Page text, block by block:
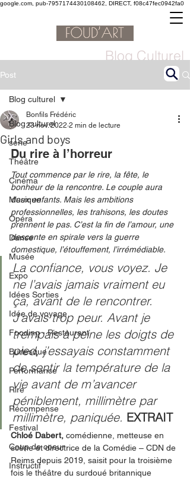
google.com, pub-7957174430108462, DIRECT, f08c47fec0942fa0
Blog Culturel
Post
Blog culturel
serie
Théâtre
Cinéma
Musique
Opéra
Danse
Musée
Expo
Idées Sorties
Idée de voyage
Fooding - Restaurant
Burlesque
Performance
Rire
Récompense
Festival
Coup de coeur
Instructif
Blog culturel
Girls and boys
Bonfils Frédéric
23 nov. 2022 2 min de lecture
Du rire à l’horreur
Tout commence par le rire, la fête, le
bonheur de la rencontre. Le couple aura
deux enfants. Mais les ambitions
professionnelles, les trahisons, les doutes
prennent le pas. C’est la fin de l’amour, une
descente en spirale vers la guerre
domestique, l’étouffement, l’irrémédiable.
La confiance, vous voyez. Je
ne l’avais jamais vraiment eu
ça, avant de le rencontrer.
J’avais trop peur. Avant je
trempais à peine les doigts de
pied, j’essayais constamment
de sentir la température de la
vie avant de m’avancer
péniblement, millimètre par
millimètre, paniquée. EXTRAIT
Chloé Dabert, comédienne, metteuse en
scène et directrice de la Comédie – CDN de
Reims depuis 2019, saisit pour la troisième
fois le théâtre du surdoué britannique